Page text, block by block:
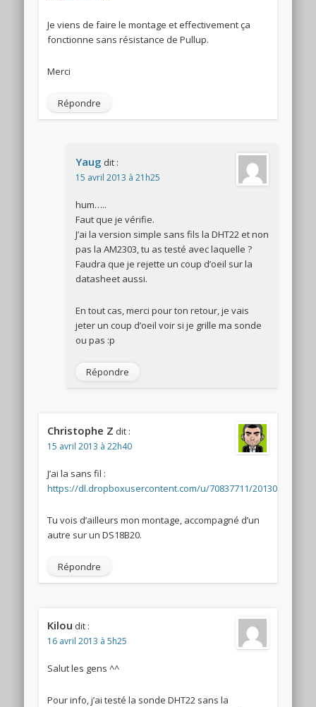
Je viens de faire le montage et effectivement ça
fonctionne sans résistance de Pullup.
Merci
Répondre
Yaug dit :
15 avril 2013 à 21h25
hum…..
Faut que je vérifie.
J’ai la version simple sans fils la DHT22 et non
pas la AM2303, tu as testé avec laquelle ?
Faudra que je rejette un coup d’oeil sur la
datasheet aussi.
En tout cas, merci pour ton retour, je vais
jeter un coup d’oeil voir si je grille ma sonde
ou pas :p
Répondre
Christophe Z dit :
15 avril 2013 à 22h40
J’ai la sans fil :
https://dl.dropboxusercontent.com/u/70837711/
Tu vois d’ailleurs mon montage, accompagné d’un
autre sur un DS18B20.
Répondre
Kilou dit :
16 avril 2013 à 5h25
Salut les gens ^^
Pour info, j’ai testé la sonde DHT22 sans la